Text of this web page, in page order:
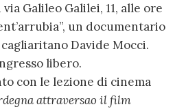
Galileo Galilei, 11, alle ore
un documentario
Davide Mocci.
libero.
con le lezione di cinema
attraversao il film